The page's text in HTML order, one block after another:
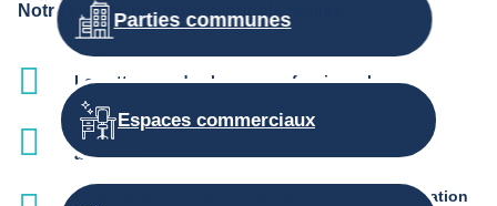
Notre équipe de professionnels réalise :
Le nettoyage des locaux professionnels
L'entretien des parties communes et services
associés
La propreté de l’appartement ou maison en location
Parties communes
Espaces commerciaux